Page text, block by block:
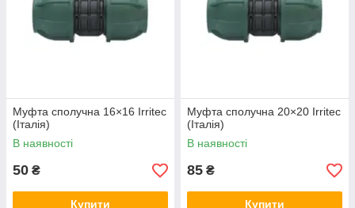
Муфта сполучна 16×16 Irritec
(Італія)
В наявності
50 ₴
Купити
Муфта сполучна 20×20 Irritec
(Італія)
В наявності
85 ₴
Купити